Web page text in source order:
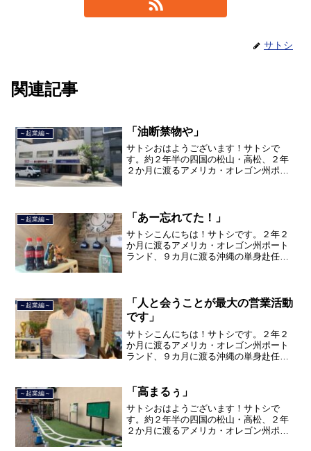
サトシ
関連記事
～起業編～ 「油断禁物や」
サトシおはようございます！サトシで
す。約２年半の四国の松山・高松、２年
２か月に渡るアメリカ・オレゴン州ポー
て、２０２１年３月９日より東...
～起業編～ 「あー忘れてた！」
サトシこんにちは！サトシです。２年２
か月に渡るアメリカ・オレゴン州ポート
ランド、９カ月に渡る沖縄の単身赴任の
品川区南大井で不動産を主...
～起業編～
「人と会うことが最大の営業活動
です」
サトシこんにちは！サトシです。２年２
か月に渡るアメリカ・オレゴン州ポート
ランド、９カ月に渡る沖縄の単身赴任の
ました。２０２１年３月９日より東京都
品川区南大井で不動産を主...
～起業編～ 「高まるぅ」
サトシおはようございます！サトシで
す。約２年半の四国の松山・高松、２年
２か月に渡るアメリカ・オレゴン州ポー